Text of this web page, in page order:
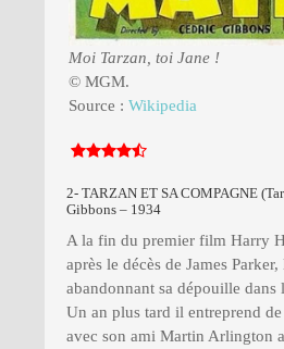
Moi Tarzan, toi Jane !
© MGM.
Source : Wikipedia
2- TARZAN ET SA COMPAGNE
Gibbons – 1934
A la fin du premier film Harry
après le décès de James
abandonnant sa dépouille dans
Un an plus tard il entreprend
avec son ami Martin Arlington